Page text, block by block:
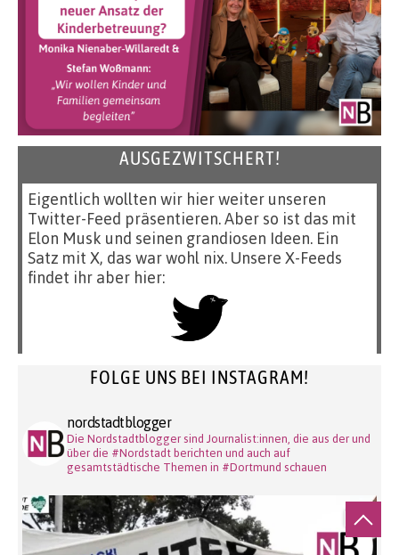
AUSGEZWITSCHERT!
Eigentlich wollten wir hier weiter unseren
Twitter-Feed präsentieren. Aber so ist das mit
Elon Musk und seinen grandiosen Ideen. Ein
Satz mit X, das war wohl nix. Unsere X-Feeds
findet ihr aber hier:
FOLGE UNS BEI INSTAGRAM!
nordstadtblogger
Die Nordstadtblogger sind Journalist:innen, die aus der und
über die #Nordstadt berichten und auch auf
gesamtstädtische Themen in #Dortmund schauen